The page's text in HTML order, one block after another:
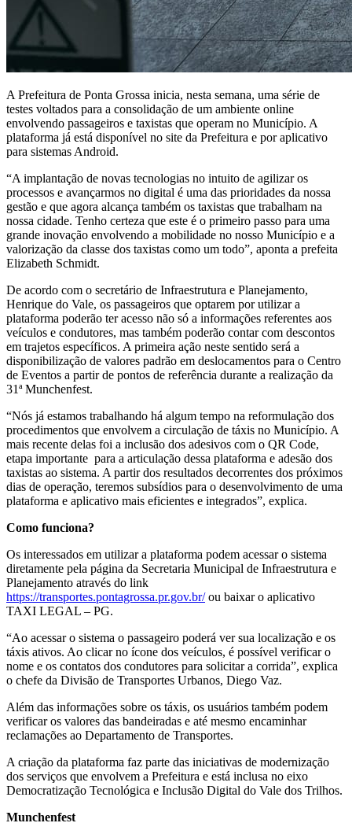
A Prefeitura de Ponta Grossa inicia, nesta semana, uma série de
testes voltados para a consolidação de um ambiente online
envolvendo passageiros e taxistas que operam no Município. A
plataforma já está disponível no site da Prefeitura e por aplicativo
para sistemas Android.
“A implantação de novas tecnologias no intuito de agilizar os
processos e avançarmos no digital é uma das prioridades da nossa
gestão e que agora alcança também os taxistas que trabalham na
nossa cidade. Tenho certeza que este é o primeiro passo para uma
grande inovação envolvendo a mobilidade no nosso Município e a
valorização da classe dos taxistas como um todo”, aponta a prefeita
Elizabeth Schmidt.
De acordo com o secretário de Infraestrutura e Planejamento,
Henrique do Vale, os passageiros que optarem por utilizar a
plataforma poderão ter acesso não só a informações referentes aos
veículos e condutores, mas também poderão contar com descontos
em trajetos específicos. A primeira ação neste sentido será a
disponibilização de valores padrão em deslocamentos para o Centro
de Eventos a partir de pontos de referência durante a realização da
31ª Munchenfest.
“Nós já estamos trabalhando há algum tempo na reformulação dos
procedimentos que envolvem a circulação de táxis no Município. A
mais recente delas foi a inclusão dos adesivos com o QR Code,
etapa importante para a articulação dessa plataforma e adesão dos
taxistas ao sistema. A partir dos resultados decorrentes dos próximos
dias de operação, teremos subsídios para o desenvolvimento de uma
plataforma e aplicativo mais eficientes e integrados”, explica.
Como funciona?
Os interessados em utilizar a plataforma podem acessar o sistema
diretamente pela página da Secretaria Municipal de Infraestrutura e
Planejamento através do link
https://transportes.pontagrossa.pr.gov.br/ou baixar o aplicativo
TAXI LEGAL – PG.
“Ao acessar o sistema o passageiro poderá ver sua localização e os
táxis ativos. Ao clicar no ícone dos veículos, é possível verificar o
nome e os contatos dos condutores para solicitar a corrida”, explica
o chefe da Divisão de Transportes Urbanos, Diego Vaz.
Além das informações sobre os táxis, os usuários também podem
verificar os valores das bandeiradas e até mesmo encaminhar
reclamações ao Departamento de Transportes.
A criação da plataforma faz parte das iniciativas de modernização
dos serviços que envolvem a Prefeitura e está inclusa no eixo
Democratização Tecnológica e Inclusão Digital do Vale dos Trilhos.
Munchenfest